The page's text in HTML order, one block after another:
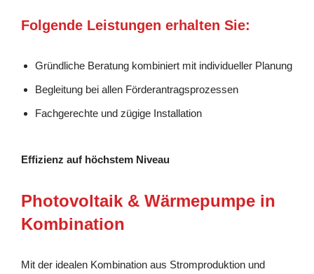
Folgende Leistungen erhalten Sie:
Gründliche Beratung kombiniert mit individueller Planung
Begleitung bei allen Förderantragsprozessen
Fachgerechte und zügige Installation
Effizienz auf höchstem Niveau
Photovoltaik & Wärmepumpe in
Kombination
Mit der idealen Kombination aus Stromproduktion und